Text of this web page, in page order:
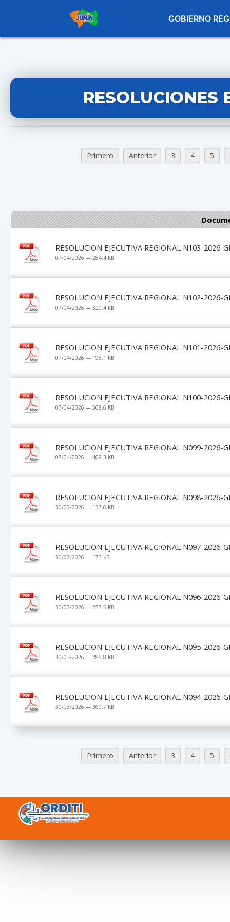
GOBIERNO
RESOLUCIONES
Primero Anterior 3 4 5
RESOLUCION EJECUTIVA REGIONAL N103-2026-
07/04/2026 — 284.4 KB
RESOLUCION EJECUTIVA REGIONAL N102-2026-
07/04/2026 — 320.4 KB
RESOLUCION EJECUTIVA REGIONAL N101-2026-
07/04/2026 — 198.1 KB
RESOLUCION EJECUTIVA REGIONAL N100-2026-
07/04/2026 — 508.6 KB
RESOLUCION EJECUTIVA REGIONAL N099-2026-
07/04/2026 — 408.3 KB
RESOLUCION EJECUTIVA REGIONAL N098-2026-
30/03/2026 — 137.6 KB
RESOLUCION EJECUTIVA REGIONAL N097-2026-
30/03/2026 — 173 KB
RESOLUCION EJECUTIVA REGIONAL N096-2026-
30/03/2026 — 257.5 KB
RESOLUCION EJECUTIVA REGIONAL N095-2026-
30/03/2026 — 285.8 KB
RESOLUCION EJECUTIVA REGIONAL N094-2026-
30/03/2026 — 360.7 KB
Primero Anterior 3 4 5